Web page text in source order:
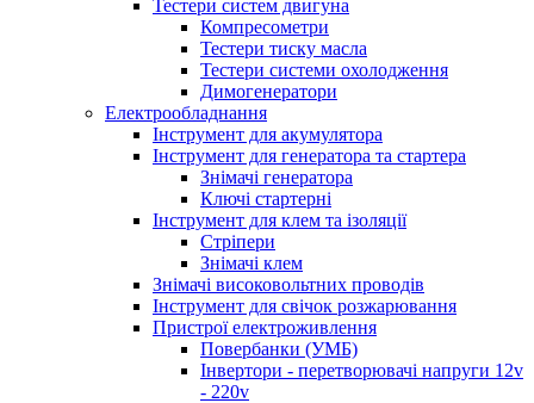
Тестери систем двигуна
Компресометри
Тестери тиску масла
Тестери системи охолодження
Димогенератори
Електрообладнання
Інструмент для акумулятора
Інструмент для генератора та стартера
Знімачі генератора
Ключі стартерні
Інструмент для клем та ізоляції
Стріпери
Знімачі клем
Знімачі високовольтних проводів
Інструмент для свічок розжарювання
Пристрої електроживлення
Повербанки (УМБ)
Інвертори - перетворювачі напруги 12v
- 220v